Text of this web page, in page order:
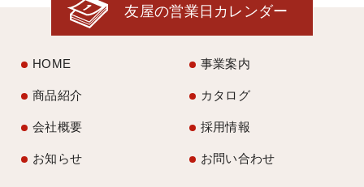
友屋の営業日カレンダー
HOME 事業案内
商品紹介 カタログ
会社概要 採用情報
お知らせ お問い合わせ